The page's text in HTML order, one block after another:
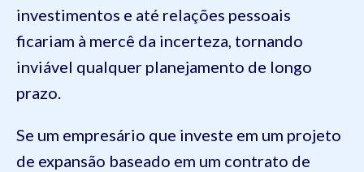
investimentos e até relações pessoais
ficariam à mercê da incerteza, tornando
inviável qualquer planejamento de longo
prazo.
Se um empresário que investe em um projeto
de expansão baseado em um contrato de